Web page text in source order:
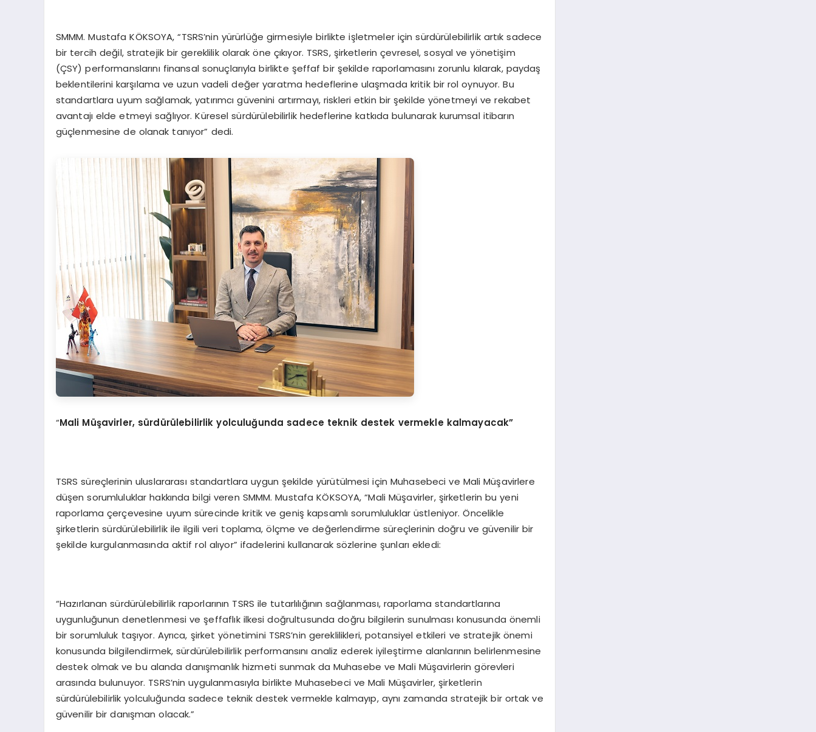
SMMM. Mustafa KÖKSOYA, “TSRS’nin yürürlüğe girmesiyle birlikte işletmeler için sürdürülebilirlik artık sadece
bir tercih değil, stratejik bir gereklilik olarak öne çıkıyor. TSRS, şirketlerin çevresel, sosyal ve yönetişim
(ÇSY) performanslarını finansal sonuçlarıyla birlikte şeffaf bir şekilde raporlamasını zorunlu kılarak, paydaş
beklentilerini karşılama ve uzun vadeli değer yaratma hedeflerine ulaşmada kritik bir rol oynuyor. Bu
standartlara uyum sağlamak, yatırımcı güvenini artırmayı, riskleri etkin bir şekilde yönetmeyi ve rekabet
avantajı elde etmeyi sağlıyor. Küresel sürdürülebilirlik hedeflerine katkıda bulunarak kurumsal itibarın
güçlenmesine de olanak tanıyor” dedi.
“Mali Müşavirler, sürdürülebilirlik yolculuğunda sadece teknik destek vermekle kalmayacak”
TSRS süreçlerinin uluslararası standartlara uygun şekilde yürütülmesi için Muhasebeci ve Mali Müşavirlere
düşen sorumluluklar hakkında bilgi veren SMMM. Mustafa KÖKSOYA, “Mali Müşavirler, şirketlerin bu yeni
raporlama çerçevesine uyum sürecinde kritik ve geniş kapsamlı sorumluluklar üstleniyor. Öncelikle
şirketlerin sürdürülebilirlik ile ilgili veri toplama, ölçme ve değerlendirme süreçlerinin doğru ve güvenilir bir
şekilde kurgulanmasında aktif rol alıyor” ifadelerini kullanarak sözlerine şunları ekledi:
“Hazırlanan sürdürülebilirlik raporlarının TSRS ile tutarlılığının sağlanması, raporlama standartlarına
uygunluğunun denetlenmesi ve şeffaflık ilkesi doğrultusunda doğru bilgilerin sunulması konusunda önemli
bir sorumluluk taşıyor. Ayrıca, şirket yönetimini TSRS’nin gereklilikleri, potansiyel etkileri ve stratejik önemi
konusunda bilgilendirmek, sürdürülebilirlik performansını analiz ederek iyileştirme alanlarının belirlenmesine
destek olmak ve bu alanda danışmanlık hizmeti sunmak da Muhasebe ve Mali Müşavirlerin görevleri
arasında bulunuyor. TSRS’nin uygulanmasıyla birlikte Muhasebeci ve Mali Müşavirler, şirketlerin
sürdürülebilirlik yolculuğunda sadece teknik destek vermekle kalmayıp, aynı zamanda stratejik bir ortak ve
güvenilir bir danışman olacak.”